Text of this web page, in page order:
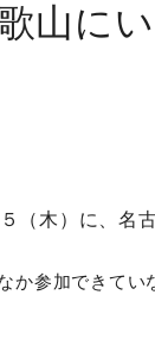
山に
（木）に、名
か参加できて